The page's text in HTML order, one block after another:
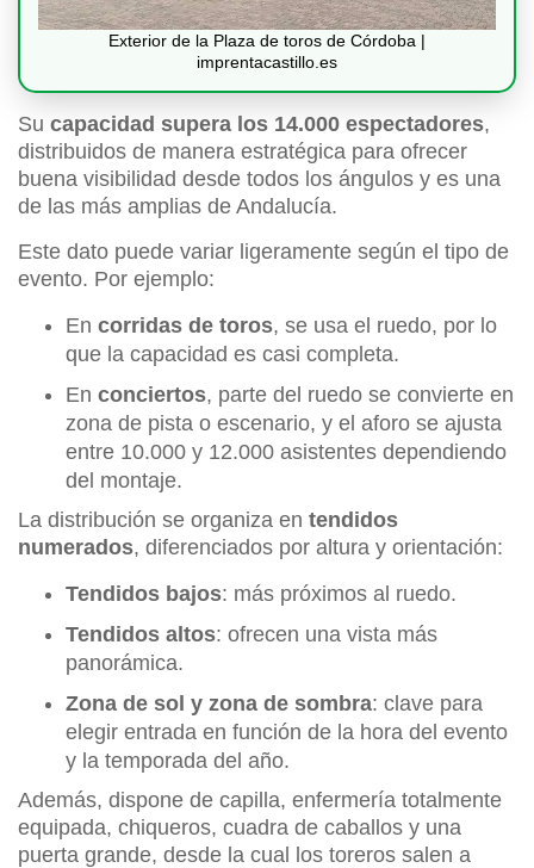
Exterior de la Plaza de toros de Córdoba |
imprentacastillo.es
Su capacidad supera los 14.000 espectadores,
distribuidos de manera estratégica para ofrecer
buena visibilidad desde todos los ángulos y es una
de las más amplias de Andalucía.
Este dato puede variar ligeramente según el tipo de
evento. Por ejemplo:
En corridas de toros, se usa el ruedo, por lo
que la capacidad es casi completa.
En conciertos, parte del ruedo se convierte en
zona de pista o escenario, y el aforo se ajusta
entre 10.000 y 12.000 asistentes dependiendo
del montaje.
La distribución se organiza en tendidos
numerados, diferenciados por altura y orientación:
Tendidos bajos: más próximos al ruedo.
Tendidos altos: ofrecen una vista más
panorámica.
Zona de sol y zona de sombra: clave para
elegir entrada en función de la hora del evento
y la temporada del año.
Además, dispone de capilla, enfermería totalmente
equipada, chiqueros, cuadra de caballos y una
puerta grande, desde la cual los toreros salen a